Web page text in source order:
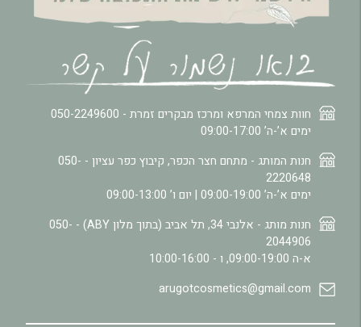
חוות צמחי המרפא ומרכז מבקרים זמרת - 050-2249600
ימים א’-ה’ 09:00-17:00
חנות המותג - מתחם חצר הכפר, קיבוץ כפר עציון - 050-
2220648
ימים א’-ה’ 09:00-19:00 | יום ו’ 09:00-13:00
חנות מותג - אלנבי 34, תל אביב (בתוך מלון ABY) -
050-
2044906
א-ה 09:00-19:00, ו - 10:00-16:00
arugotcosmetics@gmail.com